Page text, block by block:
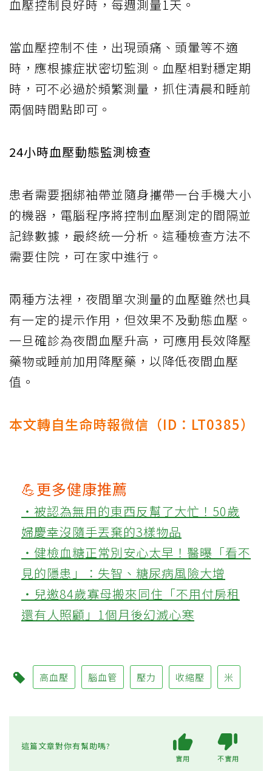
血壓控制良好時，每週測量1天。
當血壓控制不佳，出現頭痛、頭暈等不適
時，應根據症狀密切監測。血壓相對穩定期
時，可不必過於頻繁測量，抓住清晨和睡前
兩個時間點即可。
24小時血壓動態監測檢查
患者需要捆綁袖帶並隨身攜帶一台手機大小
的機器，電腦程序將控制血壓測定的間隔並
記錄數據，最終統一分析。這種檢查方法不
需要住院，可在家中進行。
兩種方法裡，夜間單次測量的血壓雖然也具
有一定的提示作用，但效果不及動態血壓。
一旦確診為夜間血壓升高，可應用長效降壓
藥物或睡前加用降壓藥，以降低夜間血壓
值。
本文轉自生命時報微信（ID：LT0385）
💪更多健康推薦
‧被認為無用的東西反幫了大忙！50歲
婦慶幸沒隨手丟棄的3樣物品
‧健檢血糖正常別安心太早！醫曝「看不
見的隱患」：失智、糖尿病風險大增
‧兒邀84歲寡母搬來同住「不用付房租
還有人照顧」1個月後幻滅心寒
高血壓 腦血管 壓力 收縮壓 米
這篇文章對你有幫助嗎?
實用 不實用